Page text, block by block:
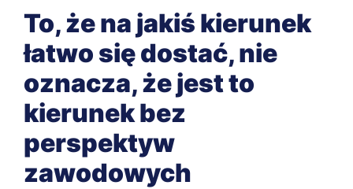
To, że na jakiś kierunek
łatwo się dostać, nie
oznacza, że jest to
kierunek bez
perspektyw
zawodowych